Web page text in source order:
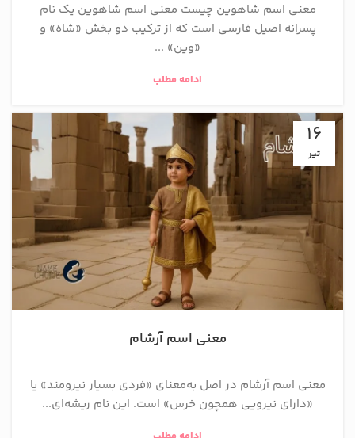
معنی اسم شاهوین چیست معنی اسم شاهوین یک نام
پسرانه اصیل فارسی است که از ترکیب دو بخش «شاه» و
«وین» ...
ادامه مطلب
16
تیر
معنی اسم آرشام
معنی اسم آرشام در اصل به‌معنای «فردی بسیار نیرومند» یا
«دارای نیرویی همچون خرس» است. این نام ریشه‌ای...